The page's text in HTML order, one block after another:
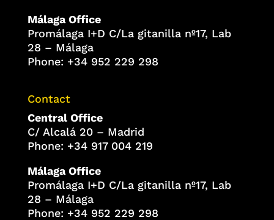
Málaga Office
Promálaga I+D C/La gitanilla nº17, Lab
28 – Málaga
Phone: +34 952 229 298
Contact
Central Office
C/ Alcalá 20 – Madrid
Phone: +34 917 004 219
Málaga Office
Promálaga I+D C/La gitanilla nº17, Lab
28 – Málaga
Phone: +34 952 229 298